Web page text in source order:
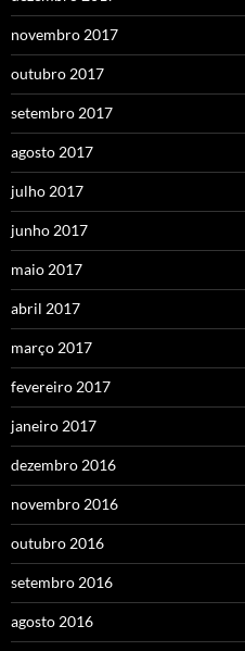
novembro 2017
outubro 2017
setembro 2017
agosto 2017
julho 2017
junho 2017
maio 2017
abril 2017
março 2017
fevereiro 2017
janeiro 2017
dezembro 2016
novembro 2016
outubro 2016
setembro 2016
agosto 2016